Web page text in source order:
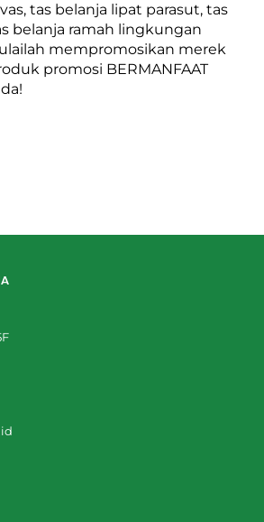
tas belanja lipat parasut, tas
belanja ramah lingkungan
mempromosikan merek
promosi BERMANFAAT